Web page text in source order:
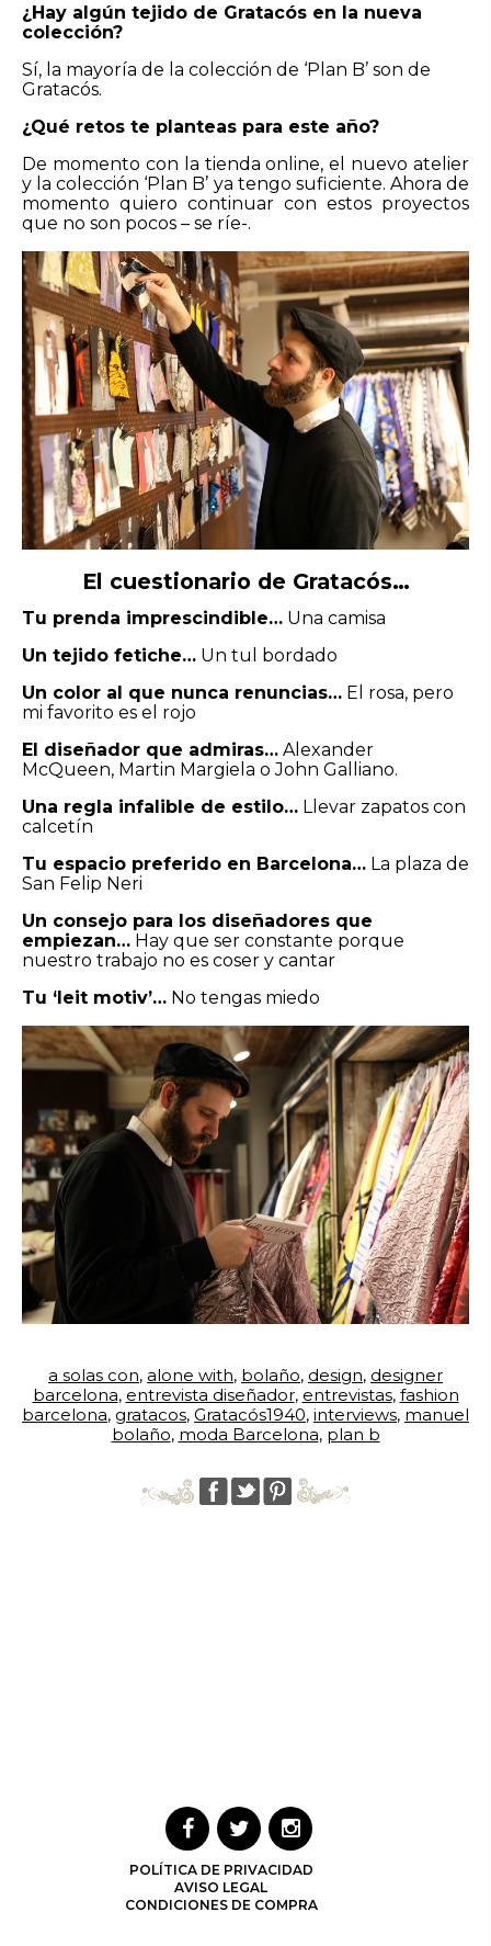
¿Hay algún tejido de Gratacós en la nueva
colección?
Sí, la mayoría de la colección de ‘Plan B’ son de
Gratacós.
¿Qué retos te planteas para este año?
De momento con la tienda online, el nuevo atelier
y la colección ‘Plan B’ ya tengo suficiente. Ahora de
momento quiero continuar con estos proyectos
que no son pocos – se ríe-.
El cuestionario de Gratacós…
Tu prenda imprescindible… Una camisa
Un tejido fetiche… Un tul bordado
Un color al que nunca renuncias… El rosa, pero
mi favorito es el rojo
El diseñador que admiras… Alexander
McQueen, Martin Margiela o John Galliano.
Una regla infalible de estilo… Llevar zapatos con
calcetín
Tu espacio preferido en Barcelona… La plaza de
San Felip Neri
Un consejo para los diseñadores que
empiezan… Hay que ser constante porque
nuestro trabajo no es coser y cantar
Tu ‘leit motiv’… No tengas miedo
a solas con, alone with, bolaño, design, designer
barcelona, entrevista diseñador, entrevistas, fashion
barcelona, gratacos, Gratacós1940, interviews, manuel
bolaño, moda Barcelona, plan b
POLÍTICA DE PRIVACIDAD
AVISO LEGAL
CONDICIONES DE COMPRA